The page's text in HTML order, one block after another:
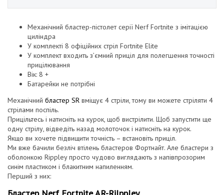
Механічний бластер-пістолет серії Nerf Fortnite з імітацією
циліндра
У комплекті 8 офіційних стріл Fortnite Elite
У комплект входить з’ємний приціл для полегшення точності
прицілювання
Вік: 8 +
Батарейки не потрібні
Механічний бластер SR вміщує 4 стріли, тому ви можете стріляти 4
стрілами поспіль.
Прицільтесь і натисніть на курок, щоб вистрілити. Щоб запустити ще
одну стрілу, відведіть назад молоточок і натисніть на курок.
Якщо ви хочете підвищити точність – встановіть приціл.
Ми вже бачили безліч втілень бластеров Фортнайт. Але бластери з
оболонкою Rippley просто чудово виглядають з напівпрозорим
синім пластиком і блакитним напиленням.
Перший з них: